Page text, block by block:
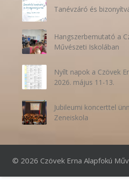
Tanévzáró és
Hangszerbemutató a
Művészeti Iskolában
Nyílt napok a Czövek
2026. május 11-13.
Jubileumi koncerttel
Zeneiskola
© 2026 Czövek Erna Alapfokú